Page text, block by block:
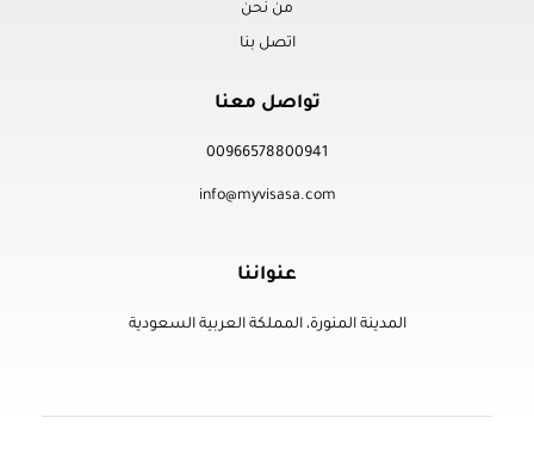
من نحن
اتصل بنا
تواصل معنا
00966578800941
info@myvisasa.com
عنواننا
المدينة المنورة، المملكة العربية السعودية